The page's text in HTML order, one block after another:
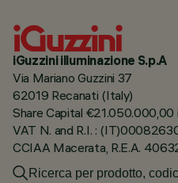
iGuzzini illuminazione S.p.A
Via Mariano Guzzini 37
62019 Recanati (Italy)
Share Capital €21.050.000,00
VAT N. and R.I. :
CCIAA Macerata, R.E.A.